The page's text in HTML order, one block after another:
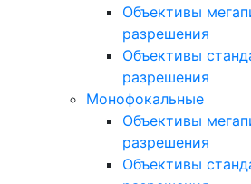
Объективы
разрешения
Объективы
разрешения
Монофокальные
Объективы
разрешения
Объективы